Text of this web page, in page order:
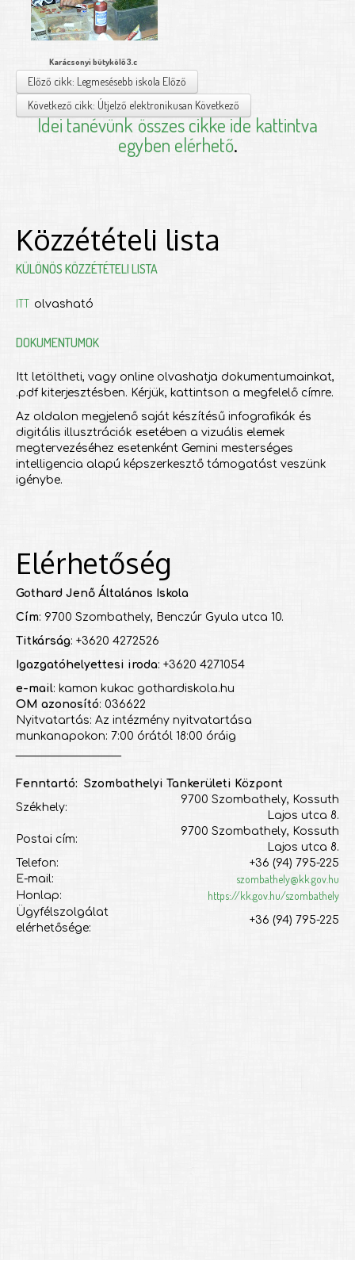
Karácsonyi bütykölő 3.c
Előző cikk: Legmesésebb iskola Előző
Következő cikk: Útjelző elektronikusan Következő
Idei tanévünk összes cikke ide kattintva
egyben elérhető.
Közzétételi lista
KÜLÖNÖS KÖZZÉTÉTELI LISTA
ITT olvasható
DOKUMENTUMOK
Itt letöltheti, vagy online olvashatja dokumentumainkat,
.pdf kiterjesztésben. Kérjük, kattintson a megfelelő címre.
Az oldalon megjelenő saját készítésű infografikák és
digitális illusztrációk esetében a vizuális elemek
megtervezéséhez esetenként Gemini mesterséges
intelligencia alapú képszerkesztő támogatást veszünk
igénybe.
Elérhetőség
Gothard Jenő Általános Iskola
Cím: 9700 Szombathely, Benczúr Gyula utca 10.
Titkárság: +3620 4272526
Igazgatóhelyettesi iroda: +3620 4271054
e-mail: kamon kukac gothardiskola.hu
OM azonosító: 036622
Nyitvatartás: Az intézmény nyitvatartása
munkanapokon: 7:00 órától 18:00 óráig
Fenntartó: Szombathelyi Tankerületi Központ
Székhely:
9700 Szombathely, Kossuth
Lajos utca 8.
Postai cím:
9700 Szombathely, Kossuth
Lajos utca 8.
Telefon:
+36 (94) 795-225
E-mail:
szombathely@kk.gov.hu
Honlap: https://kk.gov.hu/szombathely
Ügyfélszolgálat
elérhetősége:
+36 (94) 795-225